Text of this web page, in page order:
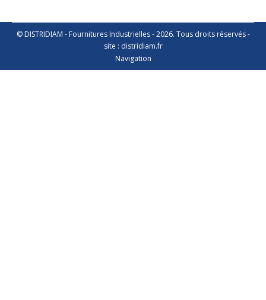
© DISTRIDIAM - Fournitures Industrielles - 2026. Tous droits réservés -
site : distridiam.fr
Navigation